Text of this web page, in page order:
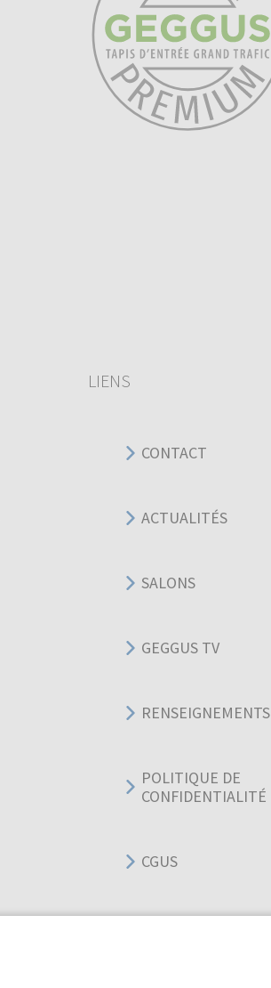
LIENS
CONTACT
ACTUALITÉS
SALONS
GEGGUS TV
RENSEIGNEMENTS
POLITIQUE DE
CONFIDENTIALITÉ
CGUS